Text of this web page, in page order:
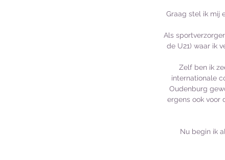
Graag stel ik mij
Als
de U21) waar ik
Zelf ben ik
internationale
Oudenburg
ergens ook voor
Nu begin ik